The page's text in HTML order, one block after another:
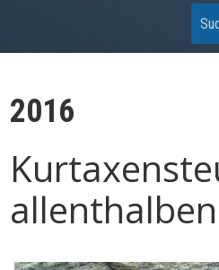
2016
allenthalben